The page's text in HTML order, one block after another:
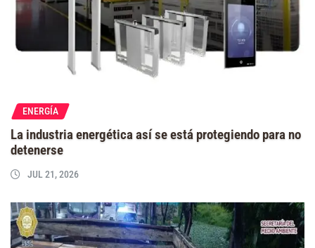
ENERGÍA
La industria energética así se está protegiendo para no
detenerse
JUL 21, 2026